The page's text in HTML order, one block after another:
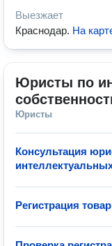
Выезжает
Краснодар. На
Юристы по
Юристы
Консультация
Регистрация